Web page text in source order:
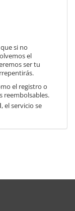
si no
el
ser tu
el registro o
reembolsables.
, el servicio se